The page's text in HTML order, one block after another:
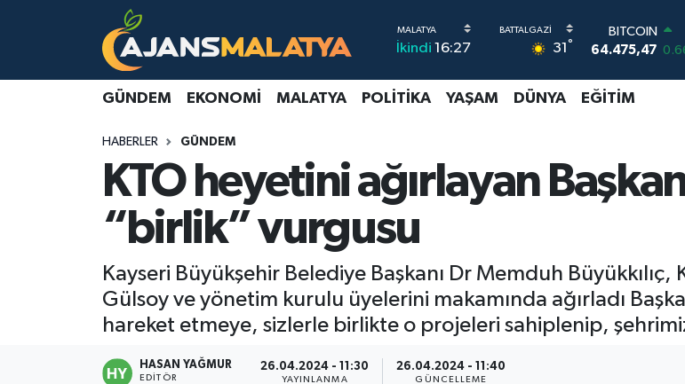
İkindi 16:27 31 °
DOLAR
47,5986 0.06
55,0700
STERLİN
6518.23
BİST100
13.703 0
GÜNDEM EKONOMI MALATYA POLITIKA YAŞAM DÜNYA EĞITIM
HABERLER GÜNDEM
KTO heyetini ağırlayan
“birlik” vurgusu
Kayseri Büyükşehir Belediye Başkanı Dr Memduh Büyükkılıç,
Gülsoy ve yönetim kurulu üyelerini makamında ağırladı
hareket etmeye, sizlerle birlikte o projeleri sahiplenip,
HASAN YAĞMUR
EDITÖR
26.04.2024 - 11:30
YAYINLANMA
26.04.2024 - 11:40
GÜNCELLEME
Malatya Nöbetçi Eczaneler
Malatya Trafik Yoğunluk Haritası
TFF 3.Lig 2.Grup Puan Durumu ve Fikstür
Tüm Manşetler